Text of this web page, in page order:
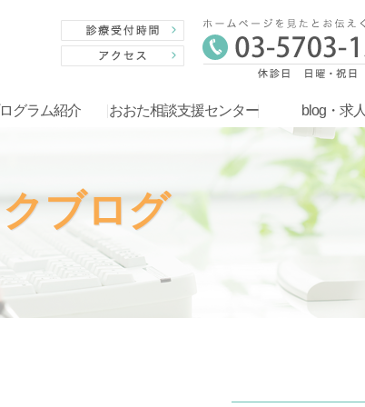
グラム紹介 おおた相談支援センター blog・求人
ブログ